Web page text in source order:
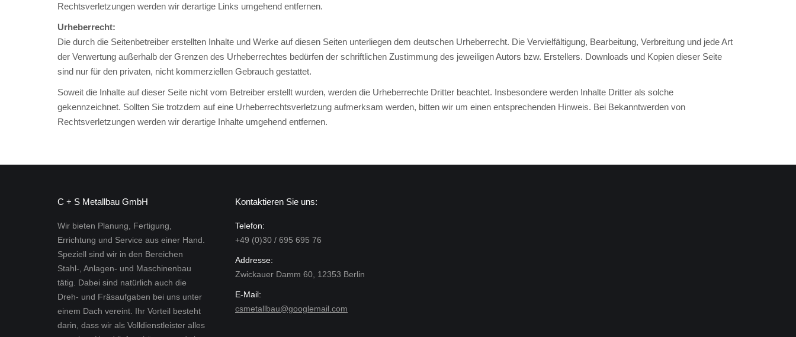
Rechtsverletzungen werden wir derartige Links umgehend entfernen.
Urheberrecht:
Die durch die Seitenbetreiber erstellten Inhalte und Werke auf diesen Seiten unterliegen dem deutschen Urheberrecht. Die Vervielfältigung, Bearbeitung, Verbreitung und jede Art
der Verwertung außerhalb der Grenzen des Urheberrechtes bedürfen der schriftlichen Zustimmung des jeweiligen Autors bzw. Erstellers. Downloads und Kopien dieser Seite
sind nur für den privaten, nicht kommerziellen Gebrauch gestattet.
Soweit die Inhalte auf dieser Seite nicht vom Betreiber erstellt wurden, werden die Urheberrechte Dritter beachtet. Insbesondere werden Inhalte Dritter als solche
gekennzeichnet. Sollten Sie trotzdem auf eine Urheberrechtsverletzung aufmerksam werden, bitten wir um einen entsprechenden Hinweis. Bei Bekanntwerden von
Rechtsverletzungen werden wir derartige Inhalte umgehend entfernen.
C + S Metallbau GmbH
Wir bieten Planung, Fertigung,
Errichtung und Service aus einer Hand.
Speziell sind wir in den Bereichen
Stahl-, Anlagen- und Maschinenbau
tätig. Dabei sind natürlich auch die
Dreh- und Fräsaufgaben bei uns unter
einem Dach vereint. Ihr Vorteil besteht
darin, dass wir als Volldienstleister alles
Kontaktieren Sie uns:
Telefon:
+49 (0)30 / 695 695 76
Addresse:
Zwickauer Damm 60, 12353 Berlin
E-Mail:
csmetallbau@googlemail.com